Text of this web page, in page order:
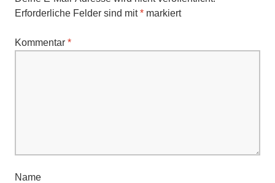
Erforderliche Felder sind mit* markiert
Kommentar *
Name